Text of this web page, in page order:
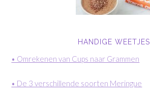
HANDIGE WEETJES
• Omrekenen van Cups naar Grammen
• De 3 verschillende soorten Meringue